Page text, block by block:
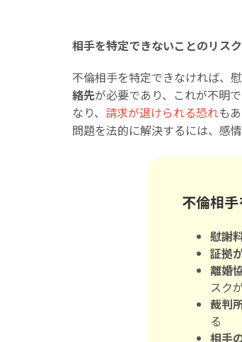
相手を特定できないことのリスク
不倫相手を特定できなければ、
絡先が必要であり、これが不明
なり、 請求が退けられる恐れも
問題を法的に解決するには、感
不倫相
慰謝
証拠
離婚
スク
裁判
る
相手